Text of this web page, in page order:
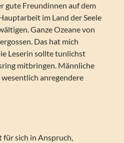
gute Freundinnen auf dem
im Land der Seele
Ganze Ozeane von
Das hat mich
Leserin sollte tunlichst
mitbringen. Männliche
anregendere
für sich in Anspruch,